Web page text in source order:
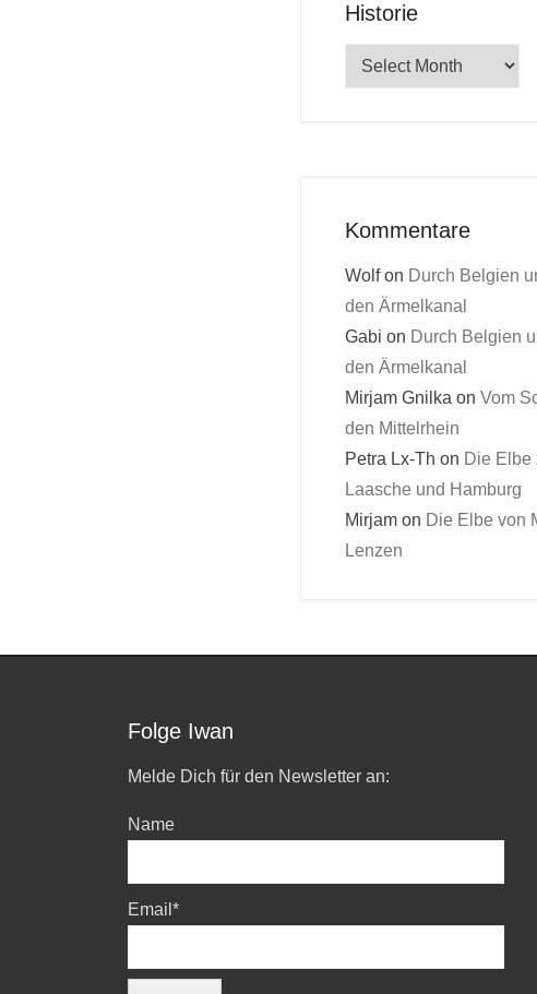
Historie
Historie
Kommentare
Wolfon Durch Belgien
den Ärmelkanal
Gabi on Durch Belgien
den Ärmelkanal
Mirjam Gnilka on Vom
den Mittelrhein
Petra Lx-Th on Die Elbe
Laasche und Hamburg
Mirjam on Die Elbe von
Lenzen
Folge Iwan
Melde Dich für den Newsletter an:
Name
Email*